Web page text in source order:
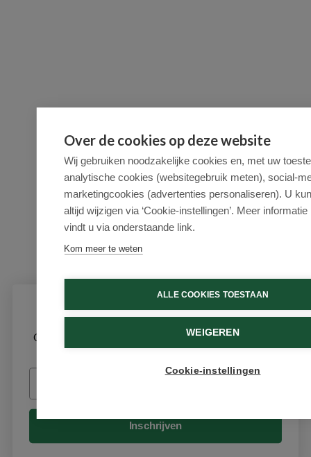
Over de cookies op deze website
Wij gebruiken noodzakelijke cookies en, met uw
analytische cookies (websitegebruik meten), social-
marketingcookies (advertenties personaliseren). U
altijd wijzigen via ‘Cookie-instellingen’. Meer
vindt u via onderstaande link.
Kom meer te weten
ALLE COOKIES TOESTAAN
WEIGEREN
Cookie-instellingen
Schrijf je in voor onze nieuwsbrief
Ontvang als eerste de beste aanbiedingen en persoonlijk
advies
Email
Inschrijven